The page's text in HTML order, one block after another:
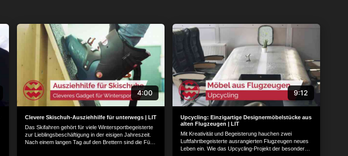
4:00
Clevere Skischuh-Ausziehhilfe für unterwegs | LIT
Das Skifahren gehört für viele Wintersportbegeisterte
zur Lieblingsbeschäftigung in der eisigen Jahreszeit.
Nach einem langen Tag auf den Brettern sind die Füße
9:12
Upcycling: Einzigartige Designermöbelstücke aus
alten Flugzeugen | LIT
Mit Kreativität und Begeisterung hauchen zwei
Luftfahrtbegeisterte ausrangierten Flugzeugen neues
Leben ein. Wie das Upcycling-Projekt der besonderen